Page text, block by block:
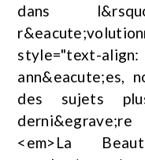
dans
style="text-
ann&eacute;es,
des sujets
derni&egrave;re
<em>La